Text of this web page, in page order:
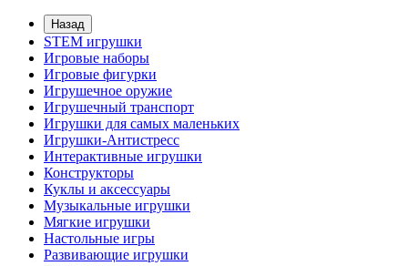
Назад
STEM игрушки
Игровые наборы
Игровые фигурки
Игрушечное оружие
Игрушечный транспорт
Игрушки для самых маленьких
Игрушки-Антистресс
Интерактивные игрушки
Конструкторы
Куклы и аксессуары
Музыкальные игрушки
Мягкие игрушки
Настольные игры
Развивающие игрушки